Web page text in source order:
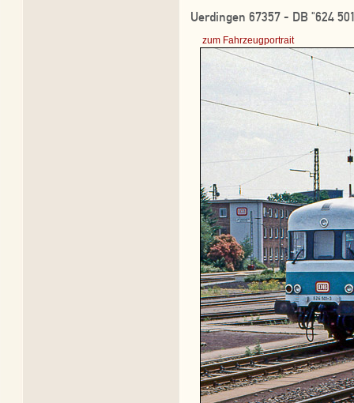
Uerdingen 67357 - DB "624
zum Fahrzeugportrait